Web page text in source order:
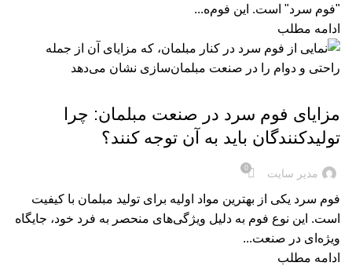
"فوم سرد" است. این فوم‌ه...
ادامه مطلب
مزایای فوم سرد در صنعت مبلمان: چرا
تولیدکنندگان باید به آن توجه کنند؟
مدیر سایت 0
فوم سرد یکی از بهترین مواد اولیه برای تولید مبلمان با کیفیت
است. این نوع فوم به دلیل ویژگی‌های منحصر به فرد خود، جایگاه
ویژه‌ای در صنعت...
ادامه مطلب